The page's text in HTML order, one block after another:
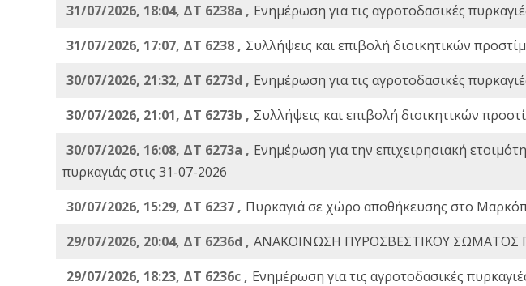
31/07/2026, 18:04, ΔΤ 6238a , Ενημέρωση για τις αγροτοδασικές
31/07/2026, 17:07, ΔΤ 6238 , Συλλήψεις και επιβολή διοικητικών
30/07/2026, 21:32, ΔΤ 6273d , Ενημέρωση για τις αγροτοδασικές
30/07/2026, 21:01, ΔΤ 6273b , Συλλήψεις και επιβολή διοικητικών
30/07/2026, 16:08, ΔΤ 6273a , Ενημέρωση για την επιχειρησιακή
πυρκαγιάς στις 31-07-2026
30/07/2026, 15:29, ΔΤ 6237 , Πυρκαγιά σε χώρο αποθήκευσης στο
29/07/2026, 20:04, ΔΤ 6236d , ΑΝΑΚΟΙΝΩΣΗ ΠΥΡΟΣΒΕΣΤΙΚΟΥ
29/07/2026, 18:23, ΔΤ 6236c , Ενημέρωση για τις αγροτοδασικές